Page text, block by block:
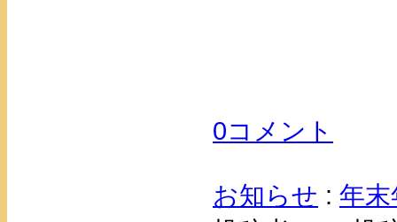
0コメント
お知らせ : 年